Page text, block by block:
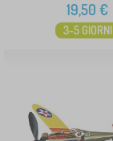
19,50 €
3-5 GIORNI